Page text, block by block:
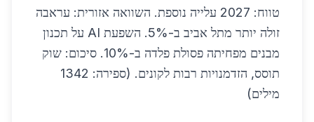
טווח: 2027 עלייה נוספת. השוואה אזורית: עראבה
זולה יותר מתל אביב ב-5%. השפעת AI על תכנון
מבנים מפחיתה פסולת פלדה ב-10%. סיכום: שוק
תוסס, הזדמנויות רבות לקונים. (ספירה: 1342
מילים)